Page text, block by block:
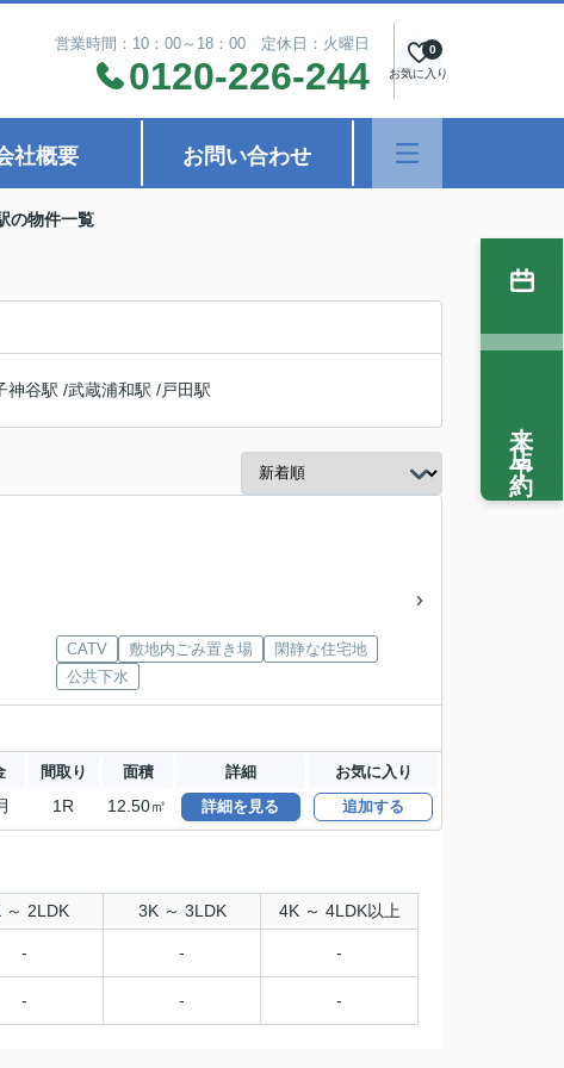
営業時間：10：00～18：00 定休日：火曜日
0120-226-244 お気に入り
0
社概要 お問い合わせ
の物件一覧
神谷駅 /武蔵浦和駅 /戸田駅
CATV 敷地内ごみ置き場
閑静な住宅地
公共下水
間取り 面積 詳細 お気に入り
1R 12.50㎡ 詳細を見る 追加する
～ 2LDK 3K ～ 3LDK 4K ～ 4LDK以上
- - -
- - -
来店予約